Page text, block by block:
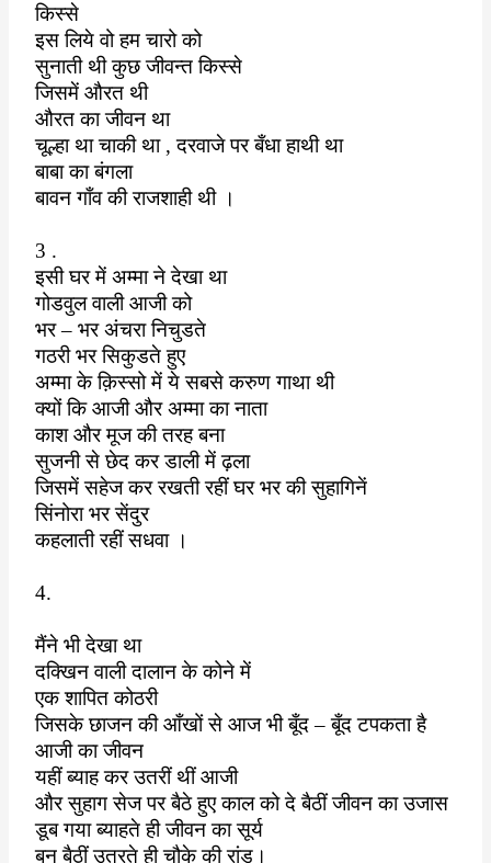
किस्से
इस लिये वो हम चारो को
सुनाती थी कुछ जीवन्त किस्से
जिसमें औरत थी
औरत का जीवन था
चूल्हा था चाकी था ,दरवाजे पर बँधा हाथी था
बाबा का बंगला
बावन गाँव की राजशाही थी ।
3 .
इसी घर में अम्मा ने देखा था
गोडवुल वाली आजी को
भर – भर अंचरा निचुडते
गठरी भर सिकुडते हुए
अम्मा के क़िस्सो में ये सबसे करुण गाथा थी
क्यों कि आजी और अम्मा का नाता
काश और मूज की तरह बना
सुजनी से छेद कर डाली में ढ़ला
जिसमें सहेज कर रखती रहीं घर भर की सुहागिनें
सिंनोरा भर सेंदुर
कहलाती रहीं सधवा ।
4.
मैंने भी देखा था
दक्खिन वाली दालान के कोने में
एक शापित कोठरी
जिसके छाजन की आँखों से आज भी बूँद – बूँद टपकता है
आजी का जीवन
यहीं ब्याह कर उतरीं थीं आजी
और सुहाग सेज पर बैठे हुए काल को दे बैठीं जीवन का उजास
डूब गया ब्याहते ही जीवन का सूर्य
बन बैठीं उतरते ही चौके की रांड़।